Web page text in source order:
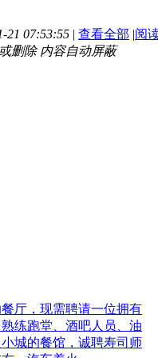
21 07:53:55 | 查看全部 |阅
删除 内容自动屏蔽
厅，现需聘请一位拥有
练跑堂、酒吧人员、油
城的餐馆，诚聘寿司师